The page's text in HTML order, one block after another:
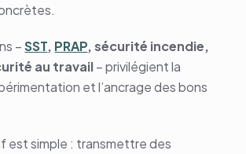
–SST, PRAP, sécurité incendie,
au travail– privilégient la
et l’ancrage des bons
est simple : transmettre des